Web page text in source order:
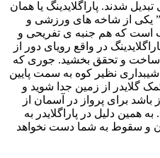
شدند. پاراگلایدینگ یا همان
یکی از شاخه های ورزشی و
است که هم جنبه ی تفریحی و
در واقع رویای دور از
ساخت و تحقق بخشید. جوری که
نظیر کوه به سمت پایین
گلایدر از زمین جدا شوید و
باشد برای پرواز در آسمان از
همین دلیل در پاراگلایدر به
و سقوط به شما دست نخواهد